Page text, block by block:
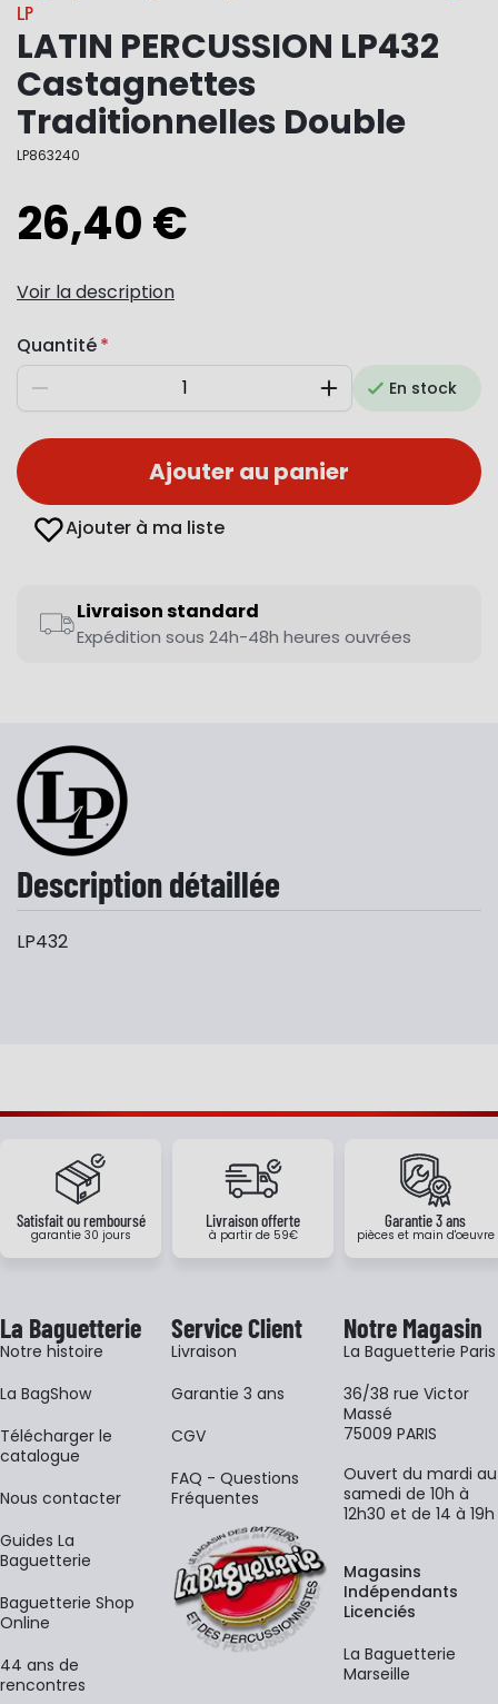
LP
LATIN PERCUSSION LP432
Castagnettes
Traditionnelles Double
LP863240
26,40 €
Voir la description
Quantité
Diminuer AugmenterEn stock
Ajouter au panier
Ajouter à ma liste
Livraison standard
Expédition sous 24h-48h heures ouvrées
Description détaillée
LP432
Satisfait ou remboursé
garantie 30 jours
Livraison offerte
à partir de 59€
Garantie 3 ans
pièces et main d'oeuvre
La Baguetterie
Notre histoire
La BagShow
​Télécharger le
catalogue
Nous contacter
Guides La
Baguetterie
Baguetterie Shop
Online
44 ans de
rencontres
Service Client
Livraison
Garantie 3 ans
CGV
FAQ - Questions
Fréquentes
Notre Magasin
La Baguetterie Paris
36/38 rue Victor
Massé
75009 PARIS
Ouvert du mardi au
samedi de 10h à
12h30 et de 14 à 19h
Magasins
Indépendants
Licenciés
La Baguetterie
Marseille